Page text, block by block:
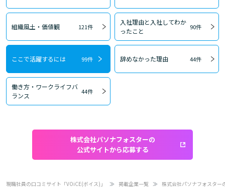
組織風土・価値観 121件
入社理由と入社してわか
ったこと
90件
ここで活躍するには 99件 辞めなかった理由 44件
働き方・ワークライフバ
ランス
44件
株式会社パソナフォスターの
公式サイトから応募する
現職社員の口コミサイト「VOiCE(ボイス)」 掲載企業一覧 株式会社パソナフォスター